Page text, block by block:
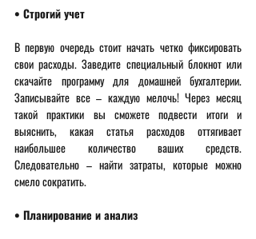
• Строгий учет
В первую очередь стоит начать четко фиксировать
свои расходы. Заведите специальный блокнот или
скачайте программу для домашней бухгалтерии.
Записывайте все – каждую мелочь! Через месяц
такой практики вы сможете подвести итоги и
выяснить, какая статья расходов оттягивает
наибольшее количество ваших средств.
Следовательно – найти затраты, которые можно
смело сократить.
• Планирование и анализ